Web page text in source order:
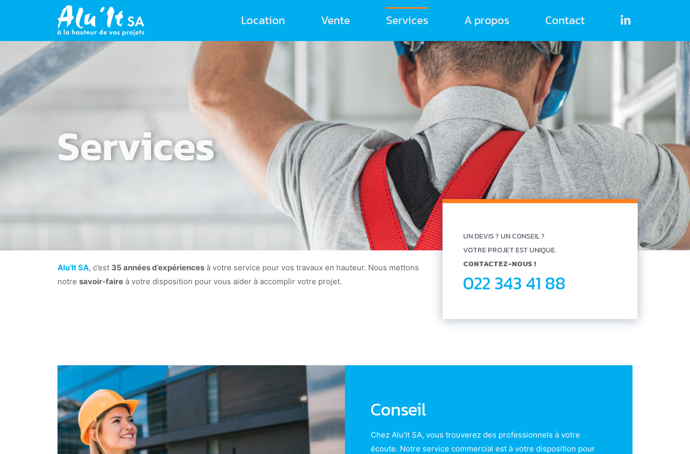
Location Vente Services A propos Contact
Services
Alu’It SA, c’est 35 années d’expériences à votre service pour vos travaux en hauteur. Nous mettons
notre savoir-faire à votre disposition pour vous aider à accomplir votre projet.
UN DEVIS ? UN CONSEIL ?
VOTRE PROJET EST UNIQUE.
CONTACTEZ-NOUS !
022 343 41 88
Conseil
Chez Alu’It SA, vous trouverez des professionnels à votre
écoute. Notre service commercial est à votre disposition pour